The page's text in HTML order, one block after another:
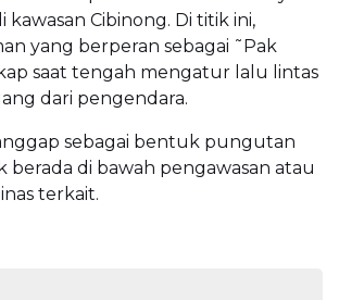
kawasan Cibinong. Di titik ini,
yang berperan sebagai ˜Pak
saat tengah mengatur lalu lintas
dari pengendara.
sebagai bentuk pungutan
berada di bawah pengawasan atau
terkait.